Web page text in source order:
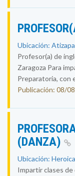
Ubicación:
Profesor(a) de
Zaragoza Para
Preparatoria, con
Publicación: 08/
(DANZA)
Ubicación:
Impartir clases